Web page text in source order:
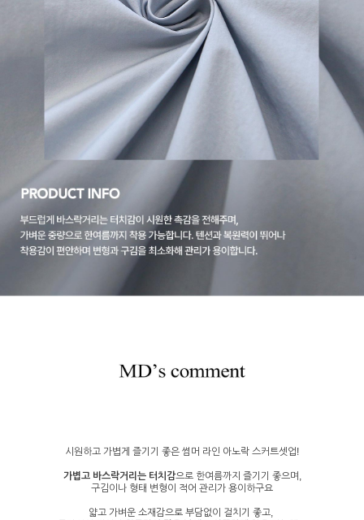
시원하고 가볍게 즐기기 좋은 썸머 라인 아노락 스커트셋업!
가볍고 바스락거리는 터치감으로 한여름까지 즐기기 좋으며,
구김이나 형태 변형이 적어 관리가 용이하구요
얇고 가벼운 소재감으로 부담없이 걸치기 좋고,